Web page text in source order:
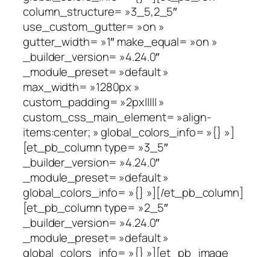
column_structure= »3_5,2_5″
use_custom_gutter= »on »
gutter_width= »1″ make_equal= »on »
_builder_version= »4.24.0″
_module_preset= »default »
max_width= »1280px »
custom_padding= »2px||||| »
custom_css_main_element= »align-
items:center; » global_colors_info= »{} »]
[et_pb_column type= »3_5″
_builder_version= »4.24.0″
_module_preset= »default »
global_colors_info= »{} »][/et_pb_column]
[et_pb_column type= »2_5″
_builder_version= »4.24.0″
_module_preset= »default »
global_colors_info= »{} »][et_pb_image